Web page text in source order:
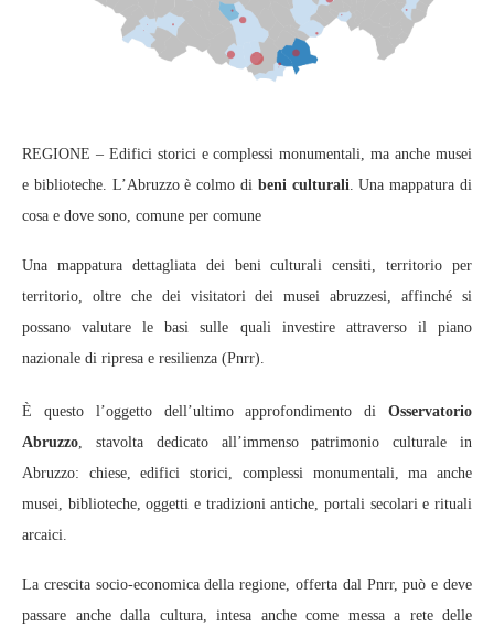
REGIONE – Edifici storici e complessi monumentali, ma anche musei
e biblioteche. L’Abruzzo è colmo di beni culturali. Una mappatura di
cosa e dove sono, comune per comune
Una mappatura dettagliata dei beni culturali censiti, territorio per
territorio, oltre che dei visitatori dei musei abruzzesi, affinché si
possano valutare le basi sulle quali investire attraverso il piano
nazionale di ripresa e resilienza (Pnrr).
È questo l’oggetto dell’ultimo approfondimento di Osservatorio
Abruzzo, stavolta dedicato all’immenso patrimonio culturale in
Abruzzo: chiese, edifici storici, complessi monumentali, ma anche
musei, biblioteche, oggetti e tradizioni antiche, portali secolari e rituali
arcaici.
La crescita socio-economica della regione, offerta dal Pnrr, può e deve
passare anche dalla cultura, intesa anche come messa a rete delle